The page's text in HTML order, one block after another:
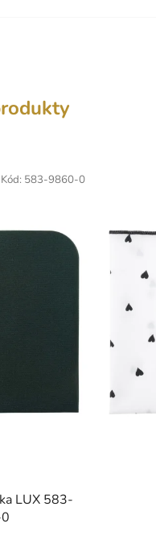
LUX 583-
Kód: 583-9860-0